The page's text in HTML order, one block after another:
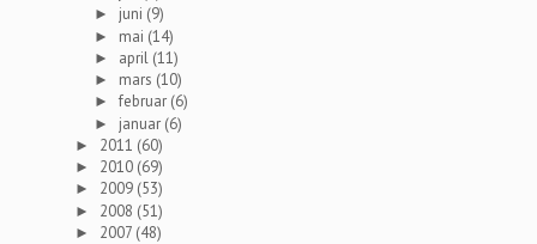
► juni (9)
► mai (14)
► april (11)
► mars (10)
►februar (6)
► januar (6)
► 2011 (60)
► 2010 (69)
► 2009 (53)
► 2008 (51)
► 2007 (48)